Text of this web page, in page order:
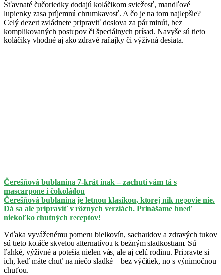
Šťavnaté čučoriedky dodajú koláčikom sviežosť, mandľové
lupienky zasa príjemnú chrumkavosť. A čo je na tom najlepšie?
Celý dezert zvládnete pripraviť doslova za pár minút, bez
komplikovaných postupov či špeciálnych prísad. Navyše sú tieto
koláčiky vhodné aj ako zdravé raňajky či výživná desiata.
Čerešňová bublanina 7-krát inak – zachutí vám tá s
mascarpone i čokoládou
Čerešňová bublanina je letnou klasikou, ktorej nik nepovie nie.
Dá sa ale pripraviť v rôznych verziách. Prinášame hneď
niekoľko chutných receptov!
Vďaka vyváženému pomeru bielkovín, sacharidov a zdravých tukov
sú tieto koláče skvelou alternatívou k bežným sladkostiam. Sú
ľahké, výživné a potešia nielen vás, ale aj celú rodinu. Pripravte si
ich, keď máte chuť na niečo sladké – bez výčitiek, no s výnimočnou
chuťou.